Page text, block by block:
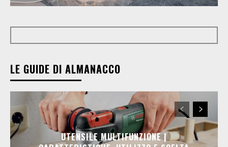
LE GUIDE DI ALMANACCO
UTENSILE MULTIFUNZIONE |